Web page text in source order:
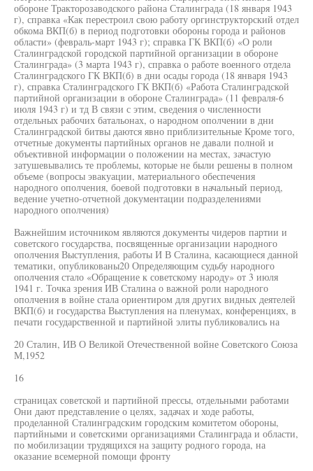
обороне Тракторозаводского района Сталинграда (18 января 1943
г), справка «Как перестроил свою работу оргинструкторский отдел
обкома ВКП(б) в период подготовки обороны города и районов
области» (февраль-март 1943 г); справка ГК ВКП(б) «О роли
Сталинградской городской партийной организации в обороне
Сталинграда» (3 марта 1943 г), справка о работе военного отдела
Сталинградского ГК ВКП(б) в дни осады города (18 января 1943
г), справка Сталинградского ГК ВКП(б) «Работа Сталинградской
партийной организации в обороне Сталинграда» (11 февраля-6
июля 1943 г) и тд В связи с этим, сведения о численности
отдельных рабочих батальонах, о народном ополчении в дни
Сталинградской битвы даются явно приблизительные Кроме того,
отчетные документы партийных органов не давали полной и
объективной информации о положении на местах, зачастую
затушевывались те проблемы, которые не были решены в полном
объеме (вопросы эвакуации, материального обеспечения
народного ополчения, боевой подготовки в начальный период,
ведение учетно-отчетной документации подразделениями
народного ополчения)
Важнейшим источником являются документы чидеров партии и
советского государства, посвященные организации народного
ополчения Выступления, работы И В Сталина, касающиеся данной
тематики, опубликованы20 Определяющим судьбу народного
ополчения стало «Обращение к советскому народу» от 3 июля
1941 г. Точка зрения ИВ Сталина о важной роли народного
ополчения в войне стала ориентиром для других видных деятелей
ВКП(б) и государства Выступления на пленумах, конференциях, в
печати государственной и партийной элиты публиковались на
20 Сталин, ИВ О Великой Отечественной войне Советского Союза
М,1952
16
страницах советской и партийной прессы, отдельными работами
Они дают представление о целях, задачах и ходе работы,
проделанной Сталинградским городским комитетом обороны,
партийными и советскими организациями Сталинграда и области,
по мобилизации трудящихся на защиту родного города, на
оказание всемерной помощи фронту